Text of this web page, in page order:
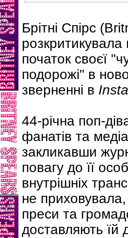
Брітні Спірс
розкритикувала
початок своєї
подорожі" в
зверненні в
44-річна поп-
фанатів та
закликавши
повагу до її
внутрішніх
не
преси та
доставляють їй